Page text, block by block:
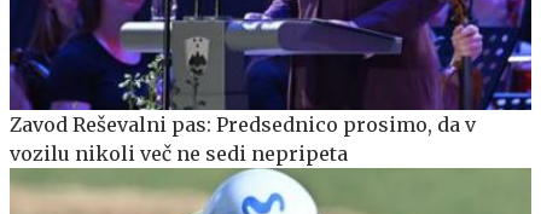
Zavod Reševalni pas: Predsednico prosimo, da v
vozilu nikoli več ne sedi nepripeta